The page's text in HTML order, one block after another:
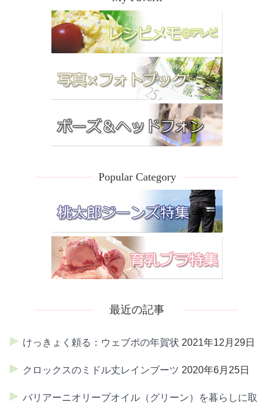
Popular Category
最近の記事
けっきょく頼る：ウェブポの年賀状 2021年12月29日
クロックスのミドル丈レインブーツ 2020年6月25日
バリアーニオリーブオイル（グリーン）を暮らしに取